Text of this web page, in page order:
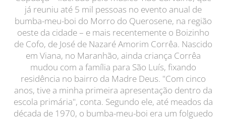
já reuniu até 5 mil pessoas no evento anual de
bumba-meu-boi do Morro do Querosene, na região
oeste da cidade – e mais recentemente o Boizinho
de Cofo, de José de Nazaré Amorim Corrêa. Nascido
em Viana, no Maranhão, ainda criança Corrêa
mudou com a família para São Luís, fixando
residência no bairro da Madre Deus. "Com cinco
anos, tive a minha primeira apresentação dentro da
escola primária", conta. Segundo ele, até meados da
década de 1970, o bumba-meu-boi era um folguedo